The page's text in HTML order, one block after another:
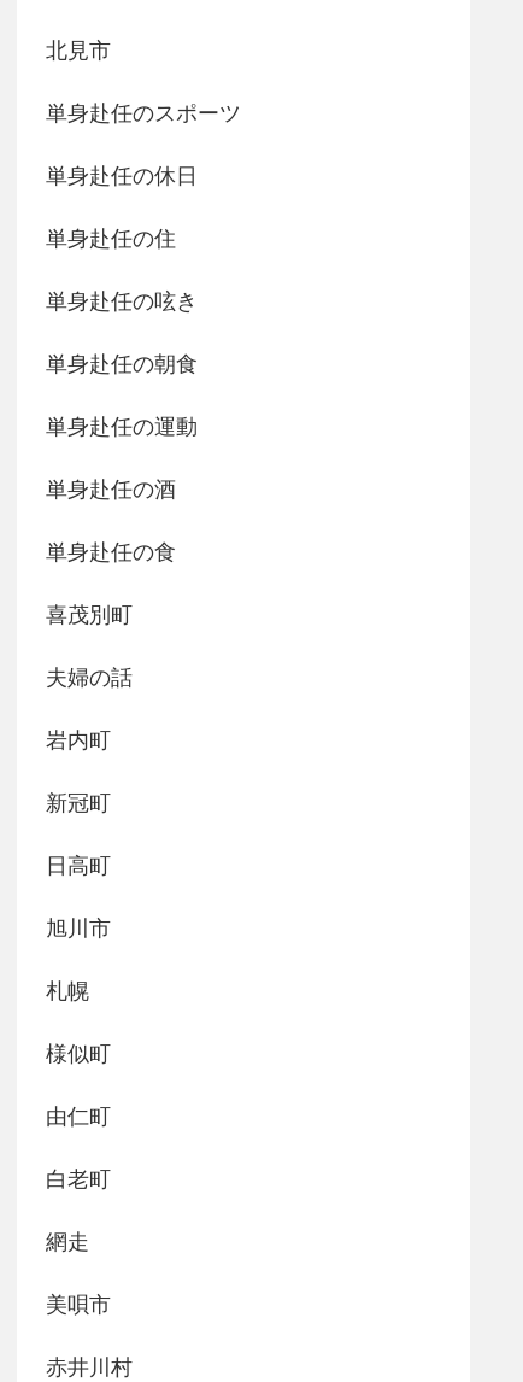
北見市
単身赴任のスポーツ
単身赴任の休日
単身赴任の住
単身赴任の呟き
単身赴任の朝食
単身赴任の運動
単身赴任の酒
単身赴任の食
喜茂別町
夫婦の話
岩内町
新冠町
日高町
旭川市
札幌
様似町
由仁町
白老町
網走
美唄市
赤井川村